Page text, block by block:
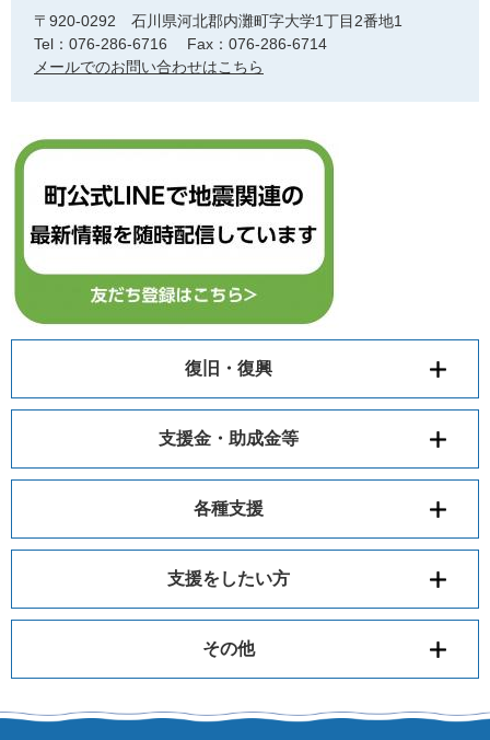
〒920-0292
石川県河北郡内灘町字大学1丁目2番地1
Tel：076-286-6716
Fax：076-286-6714
メールでのお問い合わせはこちら
復旧・復興
支援金・助成金等
各種支援
支援をしたい方
その他